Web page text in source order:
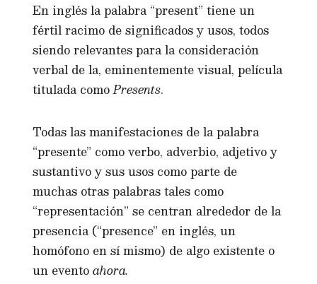
En inglés la palabra “present” tiene un
fértil racimo de significados y usos, todos
siendo relevantes para la consideración
verbal de la, eminentemente visual, película
titulada comoPresents.
Todas las manifestaciones de la palabra
“presente” como verbo, adverbio, adjetivo y
sustantivo y sus usos como parte de
muchas otras palabras tales como
“representación” se centran alrededor de la
presencia (“presence” en inglés, un
homófono en sí mismo) de algo existente o
un eventoahora.